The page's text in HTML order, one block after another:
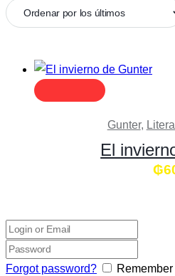
Gunter,
El
₲
Forgot password?